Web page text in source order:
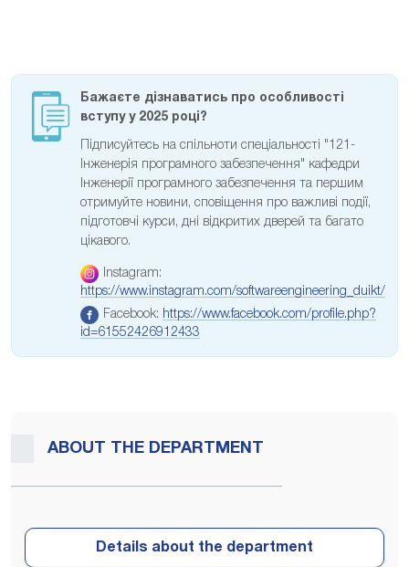
Бажаєте дізнаватись про особливості
вступу у 2025 році?
Підписуйтесь на спільноти спеціальності "121-
Інженерія програмного забезпечення" кафедри
Інженерії програмного забезпечення та першим
отримуйте новини, сповіщення про важливі події,
підготовчі курси, дні відкритих дверей та багато
цікавого.
Instagram:
https://www.instagram.com/softwareengineering_duikt/
Facebook: https://www.facebook.com/profile.php?
id=61552426912433
ABOUT THE DEPARTMENT